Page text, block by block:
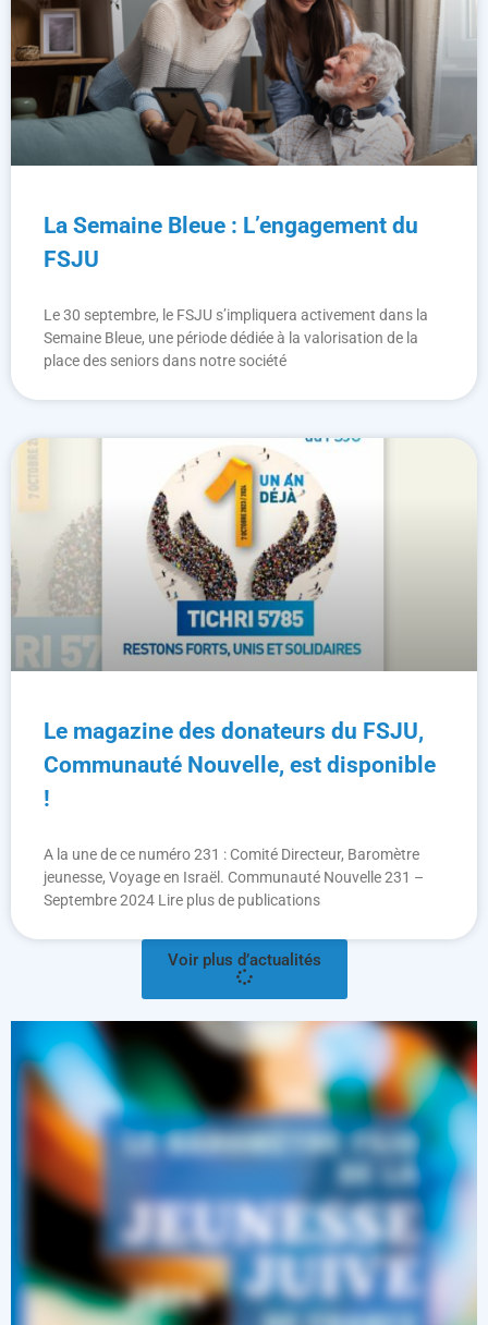
La Semaine Bleue : L’engagement du
FSJU
Le 30 septembre, le FSJU s’impliquera activement dans la
Semaine Bleue, une période dédiée à la valorisation de la
place des seniors dans notre société
Le magazine des donateurs du FSJU,
Communauté Nouvelle, est disponible
!
A la une de ce numéro 231 : Comité Directeur, Baromètre
jeunesse, Voyage en Israël. Communauté Nouvelle 231 –
Septembre 2024 Lire plus de publications
Voir plus d’actualités